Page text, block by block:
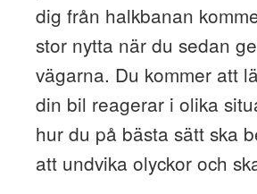
dig från halkbanan
stor nytta när du sedan
vägarna. Du kommer att
din bil reagerar i olika
hur du på bästa sätt ska
att undvika olyckor och